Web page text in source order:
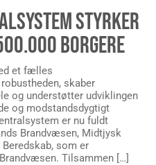
STYRKER
BORGERE
et fælles
skaber
og understøtter udviklingen
og modstandsdygtigt
er nu fuldt
Brandvæsen, Midtjysk
Beredskab, som er
Tilsammen […]